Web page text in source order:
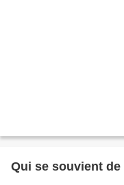
Qui se souvient de